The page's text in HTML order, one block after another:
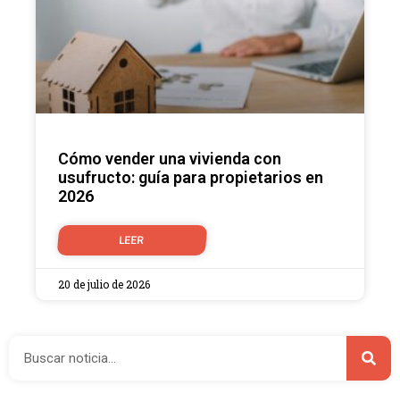
Cómo vender una vivienda con
usufructo: guía para propietarios en
2026
LEER
20 de julio de 2026